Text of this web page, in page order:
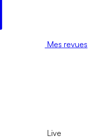
Mes revues
Live